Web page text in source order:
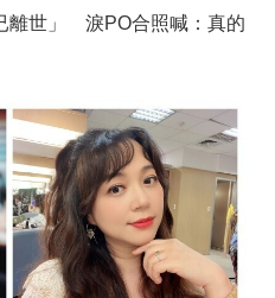
離世」 淚PO合照喊：真的